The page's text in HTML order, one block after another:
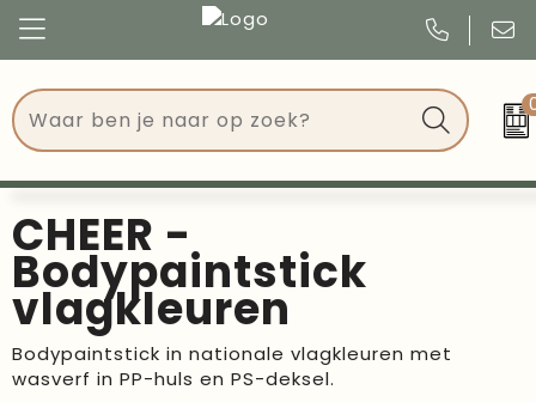
Tassen
Drinkwaren
Events
Give Aways
Congres
Events
Kerst
Verjaardagen
Voetbal, EK en WK
CHEER -
Bodypaintstick
vlagkleuren
Bodypaintstick in nationale vlagkleuren met
wasverf in PP-huls en PS-deksel.